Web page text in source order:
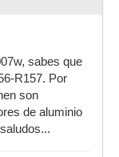
sabes que
R157. Por
son
de aluminio